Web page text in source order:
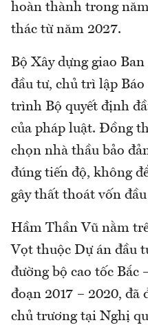
hoàn thành trong
thác từ năm 2027.
Bộ Xây dựng giao
đầu tư, chủ trì lập
trình Bộ quyết định
của pháp luật. Đồng
chọn nhà thầu bảo
đúng tiến độ, không
gây thất thoát vốn
Hầm Thần Vũ nằm
Vọt thuộc Dự án đầu
đường bộ cao tốc
đoạn 2017 – 2020, đã
chủ trương tại Nghị